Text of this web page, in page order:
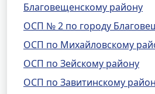
Благовещенскому району
ОСП № 2 по городу
ОСП по Михайловскому
ОСП по Зейскому району
ОСП по Завитинскому